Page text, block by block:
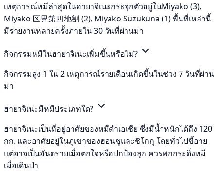
เหตุการณ์หมีล่าสุดในฮายาจิเนะกระจุกตัวอยู่ในMiyako (3),
Miyako 区界第四地割 (2), Miyako Suzukuna (1) พื้นที่เหล่านี้
มีรายงานหลายครั้งภายใน 30 วันที่ผ่านมา
กิจกรรมหมีในฮายาจิเนะเพิ่มขึ้นหรือไม่?
กิจกรรมสูง 1 ใน 2 เหตุการณ์รายเดือนเกิดขึ้นในช่วง 7 วันที่ผ่าน
มา
ฮายาจิเนะมีหมีประเภทใด?
ฮายาจิเนะเป็นที่อยู่อาศัยของหมีดำเอเชีย ซึ่งมีน้ำหนักได้ถึง 120
กก. และอาศัยอยู่ในภูเขาของฮอนชูและชิโกกุ โดยทั่วไปขี้อาย
แต่อาจเป็นอันตรายเมื่อตกใจหรือปกป้องลูก ควรพกกระดิ่งหมี
เมื่อเดินป่า